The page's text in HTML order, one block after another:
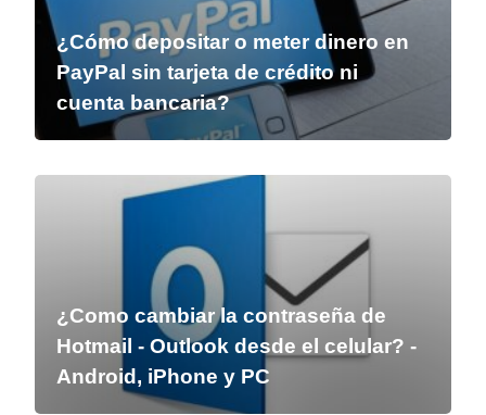
¿Cómo depositar o meter dinero en
PayPal sin tarjeta de crédito ni
cuenta bancaria?
¿Como cambiar la contraseña de
Hotmail - Outlook desde el celular? -
Android, iPhone y PC